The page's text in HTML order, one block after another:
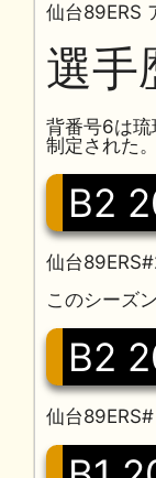
仙台89ERS
選手
背番号6は琉
制定された。
B2
仙台
このシーズ
B2
仙台89ERS#